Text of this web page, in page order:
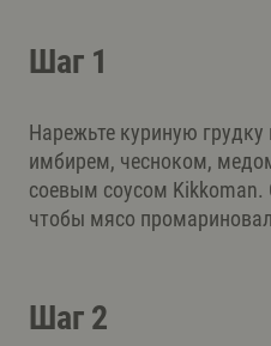
Шаг 1
Нарежьте куриную
имбирем, чесноком,
соевым соусом Kikkoman.
чтобы мясо
Шаг 2